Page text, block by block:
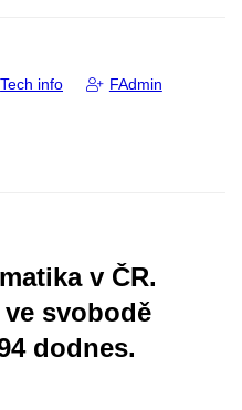
Tech info FAdmin
v ČR.
svobodě
dodnes.